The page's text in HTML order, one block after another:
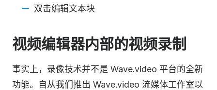
双击编辑文本块
视频编辑器内部的视频录制
事实上，录像技术并不是 Wave.video 平台的全新
功能。自从我们推出 Wave.video 流媒体工作室以